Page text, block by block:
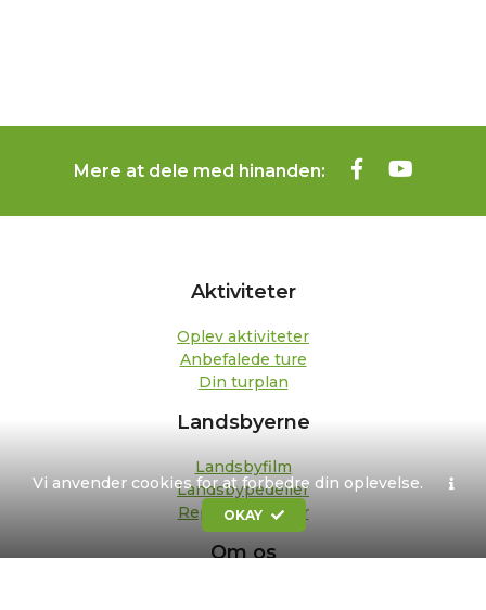
Vi anvender cookies for at forbedre din oplevelse.
OKAY
Mere at dele med hinanden:
Aktiviteter
Oplev aktiviteter
Anbefalede ture
Din turplan
Landsbyerne
Landsbyfilm
Landsbypedeller
Repræsentanter
Om os